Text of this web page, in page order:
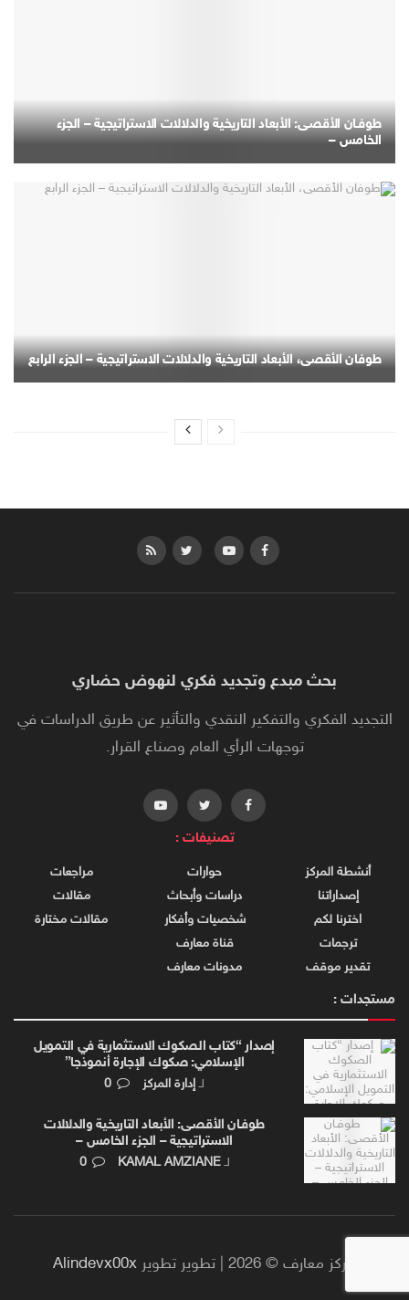
طوفـان الأقصـى: الأبعاد التاريخية والدلالات الاستراتيجية – الجزء
الخامس –
طوفان الأقصى، الأبعاد التاريخية والدلالات الاستراتيجية – الجزء الرابع
بحث مبدع وتجديد فكري لنهوض حضاري
التجديد الفكري والتفكير النقدي والتأثير عن طريق الدراسات في
توجهات الرأي العام وصناع القرار.
تصنيفات :
أنشطة المركز
إصداراتنا
اخترنا لكم
ترجمات
تقدير موقف
حوارات
دراسات وأبحاث
شخصيات وأفكار
قناة معارف
مدونات معارف
مراجعات
مقالات
مقالات مختارة
مستجدات :
إصدار “كتاب الصكوك الاستثمارية في التمويل
الإسلامي: صكوك الإجارة أنموذجا”
لـ إدارة المركز
طوفـان الأقصـى: الأبعاد التاريخية والدلالات
الاستراتيجية – الجزء الخامس –
لـ KAMAL AMZIANE
0
مركز معارف © 2026 | تطوير تطوير Alindevx00x